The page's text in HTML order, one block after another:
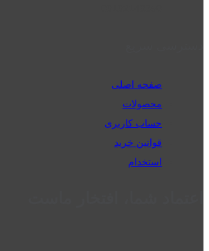
صفحه اصلی
محصولات
حساب کاربری
قوانین خرید
استخدام